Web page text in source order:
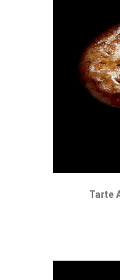
Tarte